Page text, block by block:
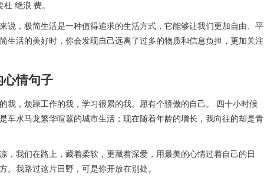
绝浪 费。
说，极简生活是一种值得追求的生活方式，它能够让我们更加自由、平
生活的美好时，你会发现自己远离了过多的物质和信息负担，更加关注
心情句子
我，烦躁工作的我，学习很累的我。愿有个骄傲的自己。 四十小时候
车水马龙繁华喧嚣的城市生活；现在随着年龄的增长，我向往的却是青
，我们在路上，藏着柔软，更藏着深爱，用最美的心情过着自己的日
。我路过这片田野，可是你开放在别处。